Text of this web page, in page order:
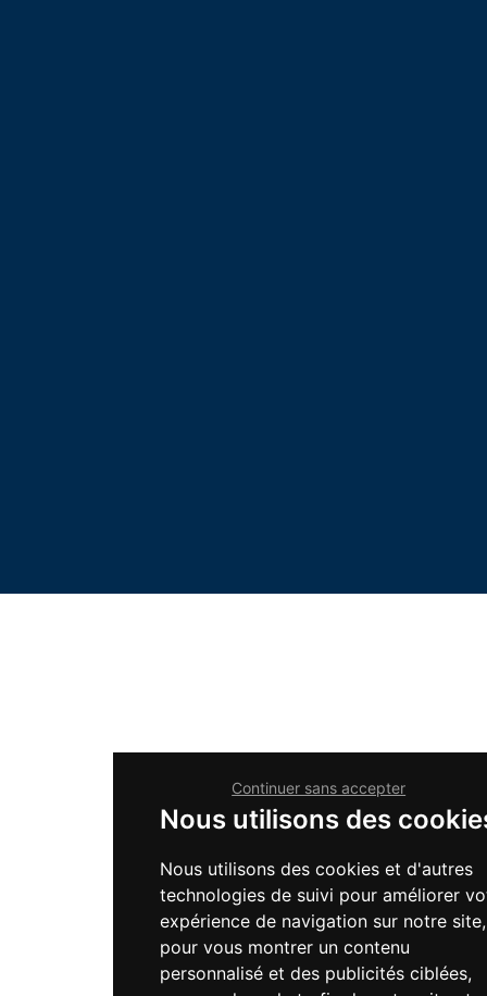
Nous utilisons des
Nous utilisons des cookies et d'autres
technologies de suivi pour améliorer
expérience de navigation sur notre site,
pour vous montrer un contenu
personnalisé et des publicités ciblées,
Continuer sans accepter